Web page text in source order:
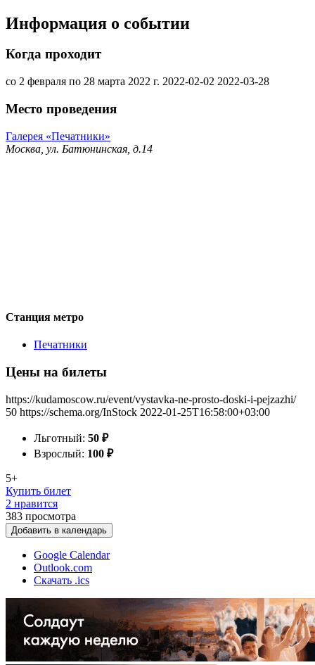
Информация о событии
Когда проходит
со 2 февраля по 28 марта 2022 г. 2022-02-02 2022-03-28
Место проведения
Галерея «Печатники»
Москва, ул. Батюнинская, д.14
Станция метро
Печатники
Цены на билеты
https://kudamoscow.ru/event/vystavka-ne-prosto-doski-i-pejzazhi/
50 https://schema.org/InStock 2022-01-25T16:58:00+03:00
Льготный: 50 ₽
Взрослый: 100 ₽
5+
Купить билет
2 нравится
383 просмотра
Добавить в календарь
Google Calendar
Outlook.com
Скачать .ics